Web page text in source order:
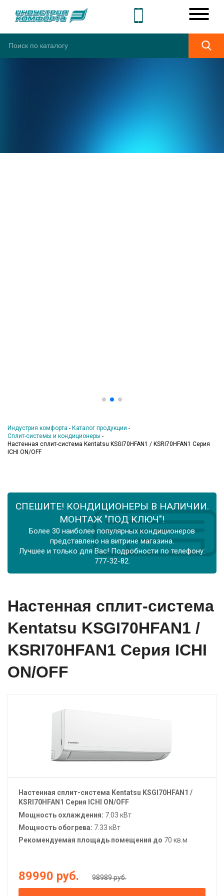
Индустрия комфорта - Каталог продукции -
Сплит-системы и кондиционеры -
Настенная сплит-система Kentatsu KSGI70HFAN1 / KSRI70HFAN1 Серия
ICHI ON/OFF
СПЕШИТЕ! КОНДИЦИОНЕРЫ В НАЛИЧИИ.
МОНТАЖ "ПОД КЛЮЧ"!
Более 30 наиболее популярных кондиционеров
представлено на витрине магазина.
Лучшее и только для Вас! Подробности по телефону:
777-32-82.
Настенная сплит-система
Kentatsu KSGI70HFAN1 /
KSRI70HFAN1 Серия ICHI
ON/OFF
Настенная сплит-система Kentatsu KSGI70HFAN1 /
KSRI70HFAN1 Серия ICHI ON/OFF
Мощность охлаждения: 7.03 кВт
Мощность обогрева: 7.33 кВт
Рекомендуемая площадь помещения до 70 кв.м
89990 руб. 98989 руб.